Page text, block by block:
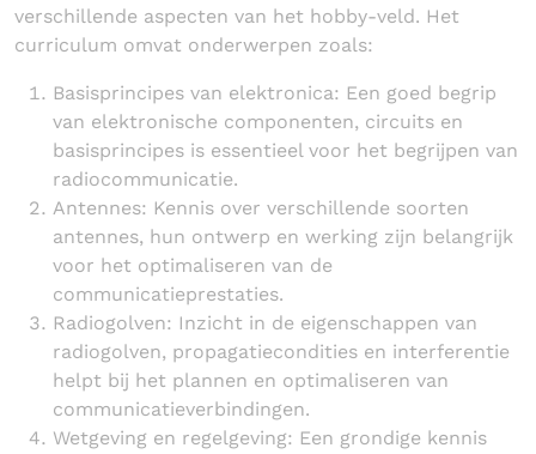
verschillende aspecten van het hobby-veld. Het
curriculum omvat onderwerpen zoals:
Basisprincipes van elektronica: Een goed begrip
van elektronische componenten, circuits en
basisprincipes is essentieel voor het begrijpen van
radiocommunicatie.
Antennes: Kennis over verschillende soorten
antennes, hun ontwerp en werking zijn belangrijk
voor het optimaliseren van de
communicatieprestaties.
Radiogolven: Inzicht in de eigenschappen van
radiogolven, propagatiecondities en interferentie
helpt bij het plannen en optimaliseren van
communicatieverbindingen.
Wetgeving en regelgeving: Een grondige kennis